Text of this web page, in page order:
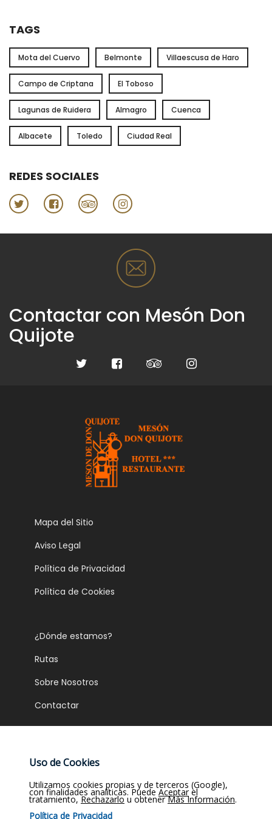
TAGS
Mota del Cuervo Belmonte Villaescusa de Haro
Campo de Criptana El Toboso
Lagunas de Ruidera Almagro Cuenca
Albacete Toledo Ciudad Real
REDES SOCIALES
Contactar con Mesón Don
Quijote
Mapa del Sitio
Aviso Legal
Política de Privacidad
Política de Cookies
¿Dónde estamos?
Rutas
Sobre Nosotros
Contactar
Salón
Uso de Cookies
Utilizamos cookies propias y de terceros (Google),
con finalidades analíticas. PuedeAceptarel
tratamiento,Rechazarlou obtenerMás Información.
Política de Privacidad